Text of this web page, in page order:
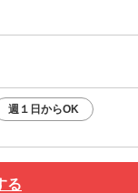
週１日からOK
る